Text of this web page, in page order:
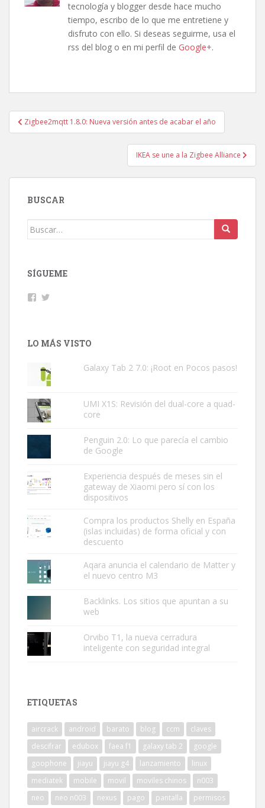
tecnología y blogger desde hace mucho
tiempo, escribo de lo que me entretiene y
disfruto con ello. Si deseas seguirme, usa el
rss del blog o en mi perfil de Google+.
Navegación
de
Zigbee2mqtt 1.8.0: Nueva versión antes de acabar el año
IKEA se une a la Zigbee Alliance
BUSCAR
Buscar:
SÍGUEME
Facebook
LO MÁS VISTO
Galaxy Tab 2 7.0: ¡Root en Pocos pasos!
UMI X1S: Revisión del dual-core a quad-
core
Penguin 2.0: Lo que parecía el cambio
de Google
Experiencia después de meses sin el
gateway de Xiaomi pero sí con los
dispositivos
Compra los productos Shelly en España
(islas incluidas) de forma oficial y con
descuento
Aqara anuncia el calendario de Matter y
el nuevo centro M3
Backlinks. Los sitios que apuntan a su
web
Orvibo T1, la nueva cerradura
inteligente con seguridad integral
ETIQUETAS
aircrack android barato blog ccm
claves
descifrar
edubox faea f1 galaxy tab 2
google
goophone
jiayu jiayu g4 lanzamiento
linux
mediatek
mobile movil moviles chinos
n003
neo
neo n003 nexus pago pantalla permisos